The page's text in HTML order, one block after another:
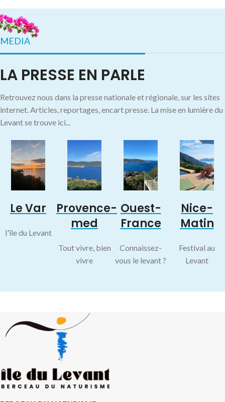
MEDIA
LA PRESSE EN PARLE
Retrouvez nous dans la presse nationale et régionale, sur les sites
internet. Articles, reportages, encart presse. La mise en lumière du
Levant se trouve ici...
Le Var
l'ïle du Levant
Provence-
med
Tout vivre, bien
vivre
Ouest-
France
Connaissez-
vous le levant ?
Nice-
Matin
Festival au
Levant